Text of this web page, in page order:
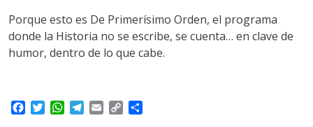
Porque esto es De Primerísimo Orden, el programa
donde la Historia no se escribe, se cuenta… en clave de
humor, dentro de lo que cabe.
W